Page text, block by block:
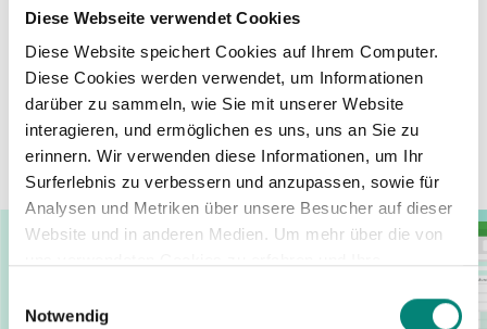
Diese Webseite verwendet Cookies
Diese Website speichert Cookies auf Ihrem Computer.
Diese Cookies werden verwendet, um Informationen
darüber zu sammeln, wie Sie mit unserer Website
interagieren, und ermöglichen es uns, uns an Sie zu
erinnern. Wir verwenden diese Informationen, um Ihr
Surferlebnis zu verbessern und anzupassen, sowie für
Analysen und Metriken über unsere Besucher auf dieser
Website und in anderen Medien. Um mehr über die von
Datenschutzerklärung
Notwendig
Dieses Dreieck aus Mitarbeiterschulung,
Karriereplan und interner Beförderung verschafft
den Mitarbeitern einen klaren Überblick über ihre
Laufbahn im Unternehmenund zeigt die
einzelnen Schritte, die sie in jeder Phase
durchlaufen müssen, um ihre Ziele zu erreichen.